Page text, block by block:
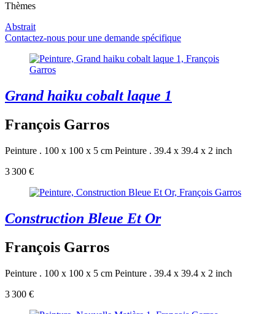
Thèmes
Abstrait
Contactez-nous pour une demande spécifique
Grand haiku cobalt laque 1
François Garros
Peinture . 100 x 100 x 5 cm Peinture . 39.4 x 39.4 x 2 inch
3 300 €
Construction Bleue Et Or
François Garros
Peinture . 100 x 100 x 5 cm Peinture . 39.4 x 39.4 x 2 inch
3 300 €